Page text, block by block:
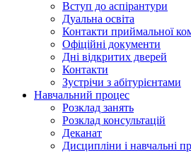
Вступ до аспірантури
Дуальна освіта
Контакти приймальної
Офіційні документи
Дні відкритих дверей
Контакти
Зустрічи з абітурієнтами
Навчальний процес
Розклад занять
Розклад консультацій
Деканат
Дисципліни і навчальні